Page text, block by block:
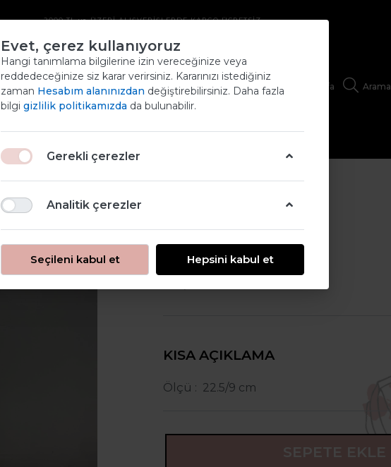
2000 TL ve ÜZERİ ALIŞVERİŞLERDE KARGO ÜCRETSİZ
SERAMIK ÜRÜN
ANASAYFA
SERAMİK ÜRÜNLER
SERAMIK ÜRÜN
Anasayfa Arama
Seramik Ürün
39,00 ₺
KISA AÇIKLAMA
Ölçü : 22.5/9 cm
Evet, çerez kullanıyoruz
Hangi tanımlama bilgilerine izin vereceğinize veya
reddedeceğinize siz karar verirsiniz. Kararınızı istediğiniz
zaman Hesabım alanınızdan değiştirebilirsiniz. Daha fazla
bilgi gizlilik politikamızda da bulunabilir.
Gerekli çerezler
Analitik çerezler
Seçileni kabul et Hepsini kabul et